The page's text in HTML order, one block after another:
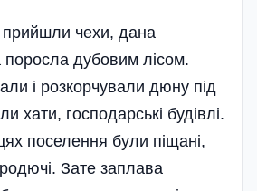
прийшли чехи, дана
поросла дубовим лісом.
і розкорчували дюну під
хати, господарські будівлі.
поселення були піщані,
Зате заплава